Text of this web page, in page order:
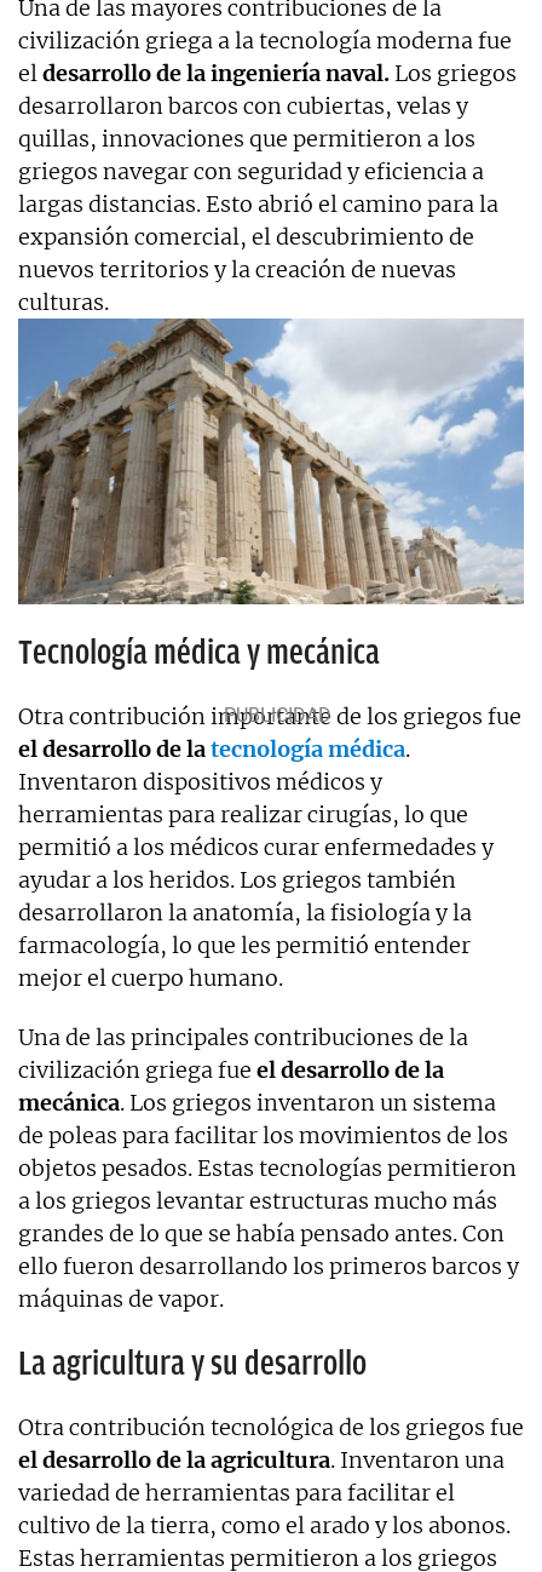
Una de las mayores contribuciones de la
civilización griega a la tecnología moderna fue
eldesarrollo de la ingeniería naval. Los griegos
desarrollaron barcos con cubiertas, velas y
quillas, innovaciones que permitieron a los
griegos navegar con seguridad y eficiencia a
largas distancias. Esto abrió el camino para la
expansión comercial, el descubrimiento de
nuevos territorios y la creación de nuevas
culturas.
Tecnología médica y mecánica
Otra contribución importante de los griegos fue
el desarrollo de latecnología médica.
Inventaron dispositivos médicos y
herramientas para realizar cirugías, lo que
permitió a los médicos curar enfermedades y
ayudar a los heridos. Los griegos también
desarrollaron la anatomía, la fisiología y la
farmacología, lo que les permitió entender
mejor el cuerpo humano.
Una de las principales contribuciones de la
civilización griega fue el desarrollo de la
mecánica. Los griegos inventaron un sistema
de poleas para facilitar los movimientos de los
objetos pesados. Estas tecnologías permitieron
a los griegos levantar estructuras mucho más
grandes de lo que se había pensado antes. Con
ello fueron desarrollando los primeros barcos y
máquinas de vapor.
La agricultura y su desarrollo
Otra contribución tecnológica de los griegos fue
el desarrollo de la agricultura. Inventaron una
variedad de herramientas para facilitar el
cultivo de la tierra, como el arado y los abonos.
Estas herramientas permitieron a los griegos